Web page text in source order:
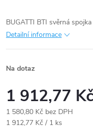
BUGATTI BTI svěrná
Detailní informace
Na dotaz
1 912,77 Kč
1 580,80 Kč bez DPH
Měrná
1 912,77 Kč / 1 ks